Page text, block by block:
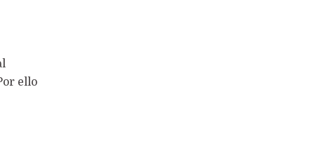
ello